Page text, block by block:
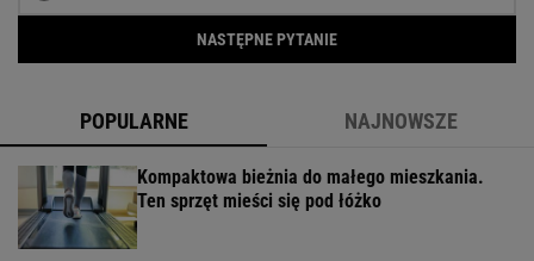
NASTĘPNE PYTANIE
POPULARNE NAJNOWSZE
Kompaktowa bieżnia do małego mieszkania.
Ten sprzęt mieści się pod łóżko